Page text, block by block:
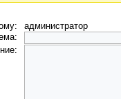
администратор